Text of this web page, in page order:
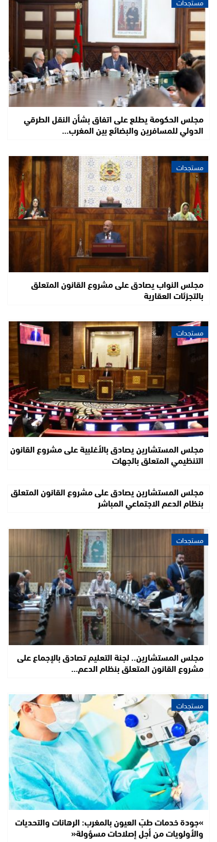
مجلس الحكومة يطلع على اتفاق بشأن النقل الطرقي
الدولي للمسافرين والبضائع بين المغرب…
مستجدات
مجلس النواب يصادق على مشروع القانون المتعلق
بالتجزئات العقارية
مستجدات
مجلس المستشارين يصادق بالأغلبية على مشروع القانون
التنظيمي المتعلق بالجهات
مجلس المستشارين يصادق على مشروع القانون المتعلق
بنظام الدعم الاجتماعي المباشر
مستجدات
مجلس المستشارين.. لجنة التعليم تصادق بالإجماع على
مشروع القانون المتعلق بنظام الدعم…
مستجدات
»جودة خدمات طبّ العيون بالمغرب: الرهانات والتحديات
والأولويات من أجل إصلاحات مسؤولة«